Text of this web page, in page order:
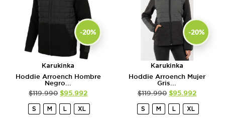
-20%
Karukinka
Hoddie Arroench Hombre
Negro...
$119.990 $95.992
S M L XL
-20%
Karukinka
Hoddie Arroench Mujer
Gris...
$119.990 $95.992
S M L XL